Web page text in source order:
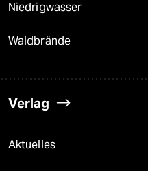
Niedrigwasser
Waldbrände
Verlag
Aktuelles